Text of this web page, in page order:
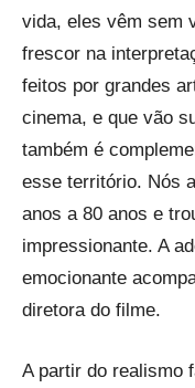
vida, eles vêm sem
frescor na
feitos por grandes
cinema, e que vão
também é
esse território. Nós
anos a 80 anos e
impressionante. A
emocionante
diretora do filme.
A partir do realismo